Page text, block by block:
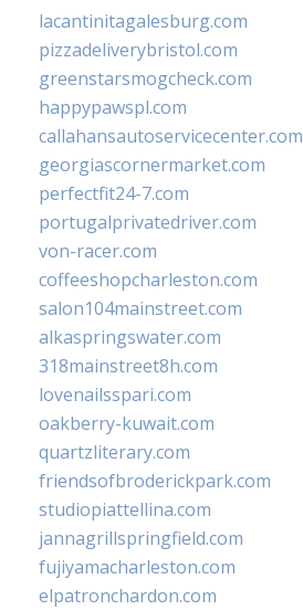
lacantinitagalesburg.com
pizzadeliverybristol.com
greenstarsmogcheck.com
happypawspl.com
callahansautoservicecenter.com
georgiascornermarket.com
perfectfit24-7.com
portugalprivatedriver.com
von-racer.com
coffeeshopcharleston.com
salon104mainstreet.com
alkaspringswater.com
318mainstreet8h.com
lovenailsspari.com
oakberry-kuwait.com
quartzliterary.com
friendsofbroderickpark.com
studiopiattellina.com
jannagrillspringfield.com
fujiyamacharleston.com
elpatronchardon.com